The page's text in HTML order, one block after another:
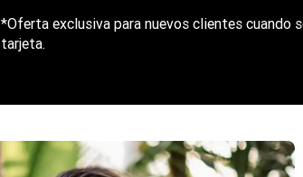
*Oferta exclusiva para nuevos clientes cuando
tarjeta.